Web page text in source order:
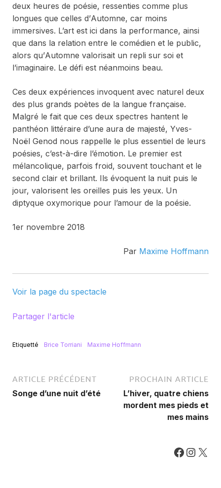
deux heures de poésie, ressenties comme plus
longues que celles d’Automne, car moins
immersives. L’art est ici dans la performance, ainsi
que dans la relation entre le comédien et le public,
alors qu’Automne valorisait un repli sur soi et
l’imaginaire. Le défi est néanmoins beau.
Ces deux expériences invoquent avec naturel deux
des plus grands poètes de la langue française.
Malgré le fait que ces deux spectres hantent le
panthéon littéraire d’une aura de majesté, Yves-
Noël Genod nous rappelle le plus essentiel de leurs
poésies, c’est-à-dire l’émotion. Le premier est
mélancolique, parfois froid, souvent touchant et le
second clair et brillant. Ils évoquent la nuit puis le
jour, valorisent les oreilles puis les yeux. Un
diptyque oxymorique pour l’amour de la poésie.
1er novembre 2018
Par Maxime Hoffmann
Voir la page du spectacle
Partager l'article
Etiquetté Brice Torriani Maxime Hoffmann
ARTICLE PRÉCÉDENT
Songe d’une nuit d’été
PROCHAIN ARTICLE
L’hiver, quatre chiens
mordent mes pieds et
mes mains